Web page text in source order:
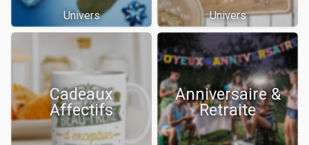
Univers Univers
Cadeaux
Affectifs
Anniversaire &
Retraite